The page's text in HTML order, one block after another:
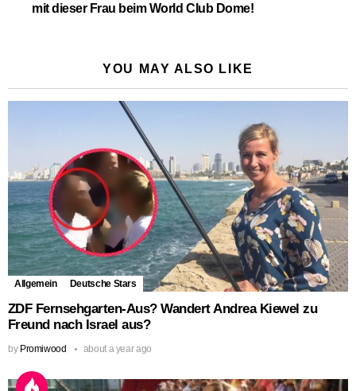
mit dieser Frau beim World Club Dome!
YOU MAY ALSO LIKE
Allgemein Deutsche Stars
ZDF Fernsehgarten-Aus? Wandert Andrea Kiewel zu
Freund nach Israel aus?
by Promiwood about a year ago